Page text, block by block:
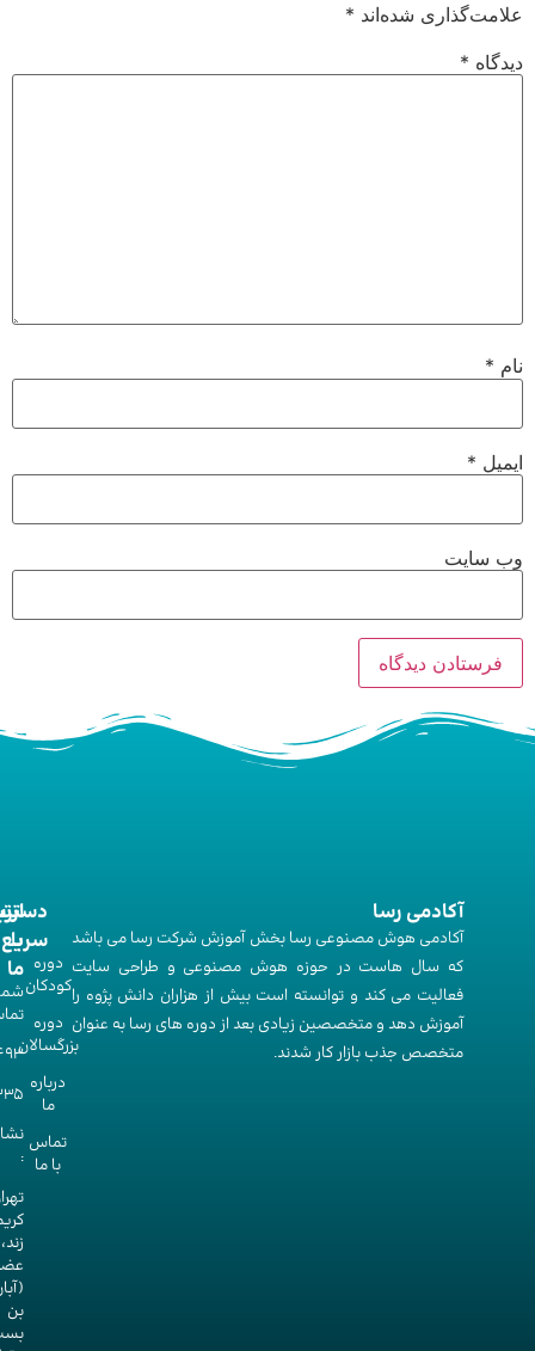
علامت‌گذاری شده‌اند *
دیدگاه *
نام *
ایمیل *
وب‌ سایت
آکادمی رسا
آکادمی هوش مصنوعی رسا بخش آموزش شرکت رسا می باشد
که سال هاست در حوزه هوش مصنوعی و طراحی سایت
فعالیت می کند و توانسته است بیش از هزاران دانش پژوه را
آموزش دهد و متخصصین زیادی بعد از دوره های رسا به عنوان
متخصص جذب بازار کار شدند.
سریع
دوره‌
کودکان
دوره‌
بزرگسالان
درباره
ما
تماس
با ما
با
ما
:
زند،
بن